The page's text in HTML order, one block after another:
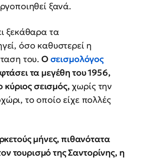
ξανά.
ξεκάθαρα τα
όσο καθυστερεί η
του. Ο σεισμολόγος
τα μεγέθη του 1956,
κύριος σεισμός, χωρίς την
το οποίο είχε πολλές
μήνες, πιθανότατα
τουρισμό της Σαντορίνης, η